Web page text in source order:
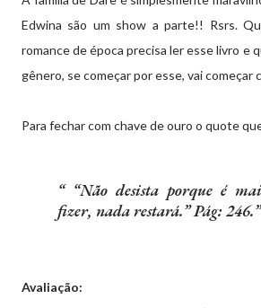
Edwina são um show a parte!! Rsrs.
romance de época precisa ler esse livro e
gênero, se começar por esse, vai começar
Para fechar com chave de ouro o quote
“Não desista porque é
fizer, nada restará.” Pág: 246.
Avaliação: